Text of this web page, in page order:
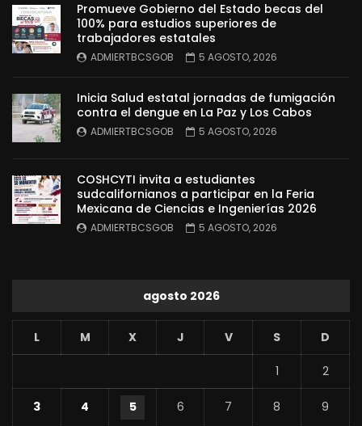
Promueve Gobierno del Estado becas del
100% para estudios superiores de
trabajadores estatales
ADMIERTBCSGOB 5 AGOSTO, 2026
Inicia Salud estatal jornadas de fumigación
contra el dengue en La Paz y Los Cabos
ADMIERTBCSGOB 5 AGOSTO, 2026
COSHCYTI invita a estudiantes
sudcalifornianos a participar en la Feria
Mexicana de Ciencias e Ingenierías 2026
ADMIERTBCSGOB 5 AGOSTO, 2026
agosto 2026
L M X J V S D
1 2
3 4 5 6 7 8 9